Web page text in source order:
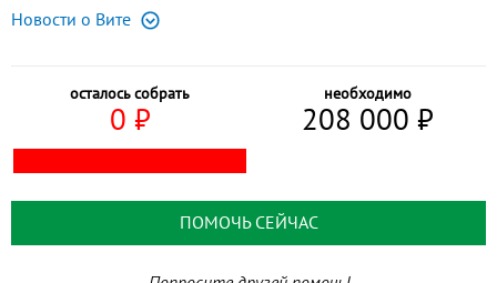
Новости о Вите
осталось собрать
0 ⃏
необходимо
208 000 ⃏
ПОМОЧЬ СЕЙЧАС